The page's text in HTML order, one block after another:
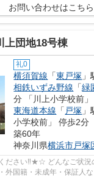
お問い合わせはこちら
上団地18号棟
礼0
横須賀線 「東戸塚
相鉄いずみ野線 「緑
分 「川上小学校前
東海道本線 「 戸塚
小学校前」 停歩2分
築60年
神奈川県横浜市戸塚
ださい‼★☆ どんなご状況
外国籍・未成年・保証人な